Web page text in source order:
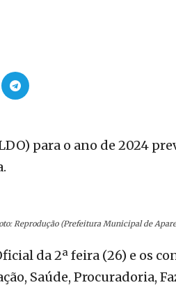
para o ano de 2024
Reprodução (Prefeitura Municipal de
da 2ª feira (26) e os
Saúde, Procuradoria,